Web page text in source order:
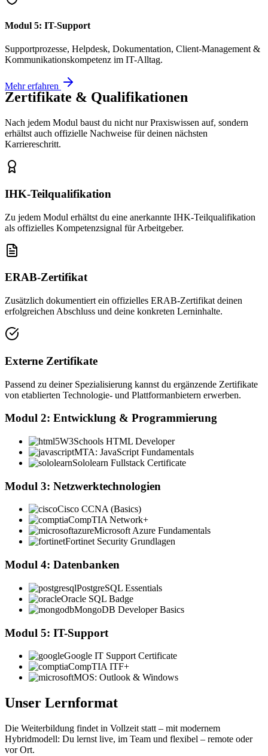
Modul 5: IT-Support
Supportprozesse, Helpdesk, Dokumentation, Client-Management &
Kommunikationskompetenz im IT-Alltag.
Mehr erfahren
Zertifikate & Qualifikationen
Nach jedem Modul baust du nicht nur Praxiswissen auf, sondern
erhältst auch offizielle Nachweise für deinen nächsten
Karriereschritt.
IHK-Teilqualifikation
Zu jedem Modul erhältst du eine anerkannte IHK-Teilqualifikation
als offizielles Kompetenzsignal für Arbeitgeber.
ERAB-Zertifikat
Zusätzlich dokumentiert ein offizielles ERAB-Zertifikat deinen
erfolgreichen Abschluss und deine konkreten Lerninhalte.
Externe Zertifikate
Passend zu deiner Spezialisierung kannst du ergänzende Zertifikate
von etablierten Technologie- und Plattformanbietern erwerben.
Modul 2: Entwicklung & Programmierung
W3Schools HTML Developer
MTA: JavaScript Fundamentals
Sololearn Fullstack Certificate
Modul 3: Netzwerktechnologien
Cisco CCNA (Basics)
CompTIA Network+
Microsoft Azure Fundamentals
Fortinet Security Grundlagen
Modul 4: Datenbanken
PostgreSQL Essentials
Oracle SQL Badge
MongoDB Developer Basics
Modul 5: IT-Support
Google IT Support Certificate
CompTIA ITF+
MOS: Outlook & Windows
Unser Lernformat
Die Weiterbildung findet in Vollzeit statt – mit modernem
Hybridmodell: Du lernst live, im Team und flexibel – remote oder
vor Ort.